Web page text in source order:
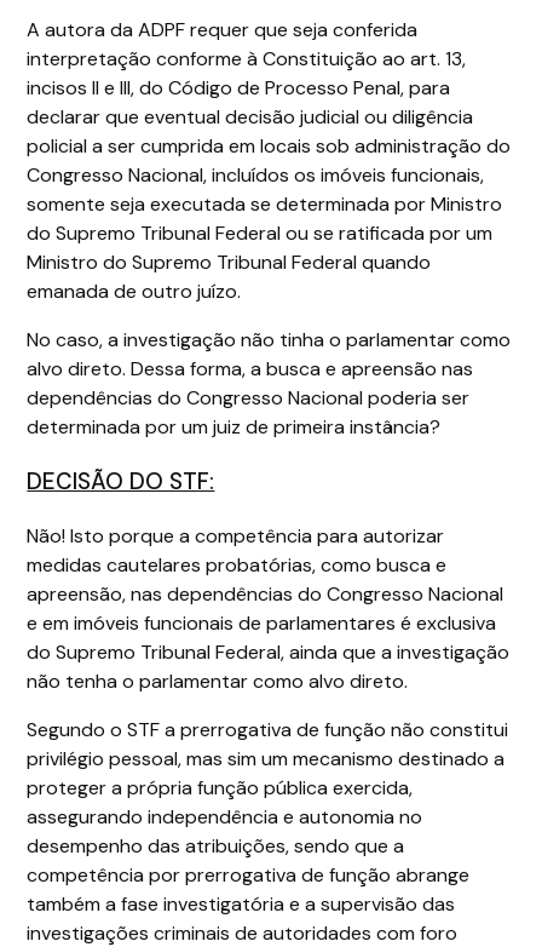
A autora da ADPF requer que seja conferida
interpretação conforme à Constituição ao art. 13,
incisos II e III, do Código de Processo Penal, para
declarar que eventual decisão judicial ou diligência
policial a ser cumprida em locais sob administração do
Congresso Nacional, incluídos os imóveis funcionais,
somente seja executada se determinada por Ministro
do Supremo Tribunal Federal ou se ratificada por um
Ministro do Supremo Tribunal Federal quando
emanada de outro juízo.
No caso, a investigação não tinha o parlamentar como
alvo direto. Dessa forma, a busca e apreensão nas
dependências do Congresso Nacional poderia ser
determinada por um juiz de primeira instância?
DECISÃO DO STF:
Não! Isto porque a competência para autorizar
medidas cautelares probatórias, como busca e
apreensão, nas dependências do Congresso Nacional
e em imóveis funcionais de parlamentares é exclusiva
do Supremo Tribunal Federal, ainda que a investigação
não tenha o parlamentar como alvo direto.
Segundo o STF a prerrogativa de função não constitui
privilégio pessoal, mas sim um mecanismo destinado a
proteger a própria função pública exercida,
assegurando independência e autonomia no
desempenho das atribuições, sendo que a
competência por prerrogativa de função abrange
também a fase investigatória e a supervisão das
investigações criminais de autoridades com foro